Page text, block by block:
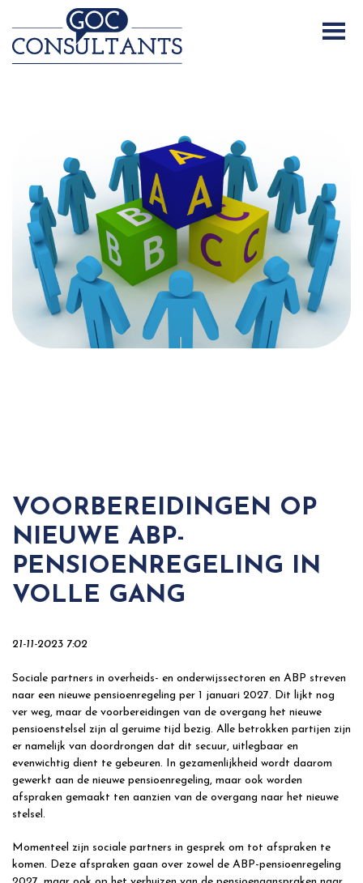
VOORBEREIDINGEN OP
NIEUWE ABP-
PENSIOENREGELING IN
VOLLE GANG
21-11-2023 7:02
Sociale partners in overheids- en onderwijssectoren en ABP streven
naar een nieuwe pensioenregeling per 1 januari 2027. Dit lijkt nog
ver weg, maar de voorbereidingen van de overgang het nieuwe
pensioenstelsel zijn al geruime tijd bezig. Alle betrokken partijen zijn
er namelijk van doordrongen dat dit secuur, uitlegbaar en
evenwichtig dient te gebeuren. In gezamenlijkheid wordt daarom
gewerkt aan de nieuwe pensioenregeling, maar ook worden
afspraken gemaakt ten aanzien van de overgang naar het nieuwe
stelsel.
Momenteel zijn sociale partners in gesprek om tot afspraken te
komen. Deze afspraken gaan over zowel de ABP-pensioenregeling